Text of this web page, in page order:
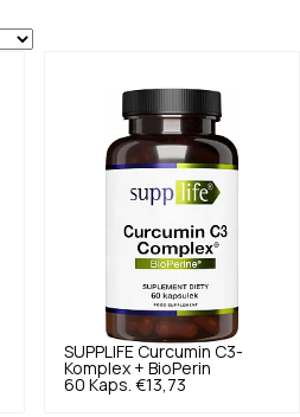
SUPPLIFE Curcumin C3-
Komplex + BioPerin
60 Kaps. €13,73